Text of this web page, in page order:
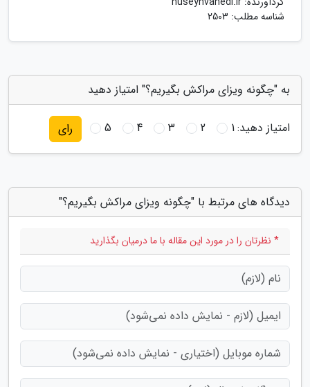
شناسه مطلب: 2503
به "چگونه ویزای مراکش بگیریم؟" امتیاز دهید
امتیاز دهید:1
2
3
4
5 رای
دیدگاه های مرتبط با "چگونه ویزای مراکش بگیریم؟"
* نظرتان را در مورد این مقاله با ما درمیان بگذارید